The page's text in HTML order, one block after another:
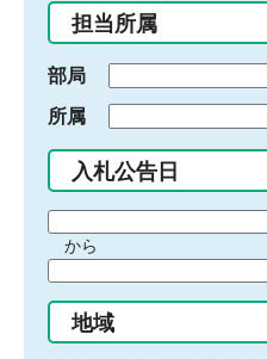
入
力
担当所属
部局
所属
入札公告日
間
始
り
から
間
終
地域